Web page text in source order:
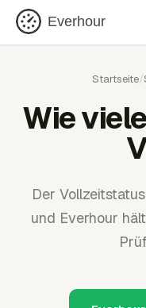
Everhour
Startseite/
Wie
Der
und Everhour